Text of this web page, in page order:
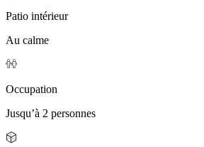
Patio intérieur
Au calme
Occupation
Jusqu’à 2 personnes